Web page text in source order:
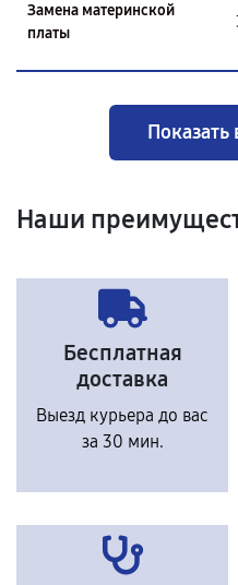
Замена материнской
платы
Показать
Наши
Бесплатная
доставка
Выезд курьера до вас
за 30 мин.